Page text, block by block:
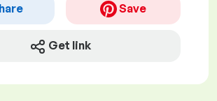
Save
Get link